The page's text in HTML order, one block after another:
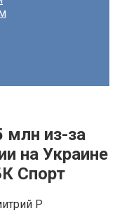
млн из-за
на Украине
Спорт
Р